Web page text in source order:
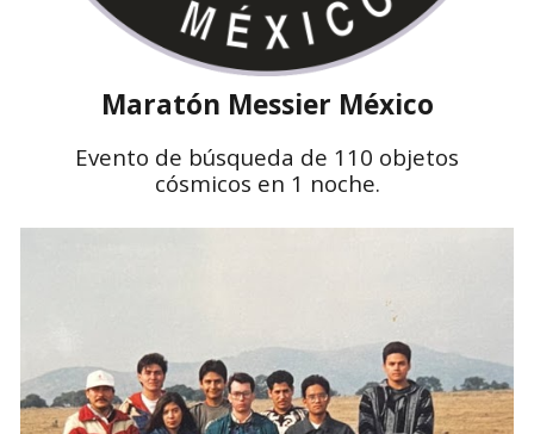
Maratón Messier México
Evento de búsqueda de 110 objetos
cósmicos en 1 noche.